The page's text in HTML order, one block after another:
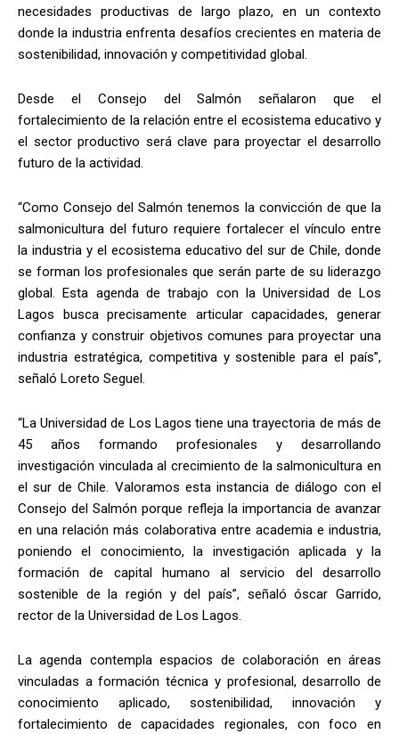
necesidades productivas de largo plazo, en un contexto
donde la industria enfrenta desafíos crecientes en materia de
sostenibilidad, innovación y competitividad global.
Desde el Consejo del Salmón señalaron que el
fortalecimiento de la relación entre el ecosistema educativo y
el sector productivo será clave para proyectar el desarrollo
futuro de la actividad.
“Como Consejo del Salmón tenemos la convicción de que la
salmonicultura del futuro requiere fortalecer el vínculo entre
la industria y el ecosistema educativo del sur de Chile, donde
se forman los profesionales que serán parte de su liderazgo
global. Esta agenda de trabajo con la Universidad de Los
Lagos busca precisamente articular capacidades, generar
confianza y construir objetivos comunes para proyectar una
industria estratégica, competitiva y sostenible para el país”,
señaló Loreto Seguel.
“La Universidad de Los Lagos tiene una trayectoria de más de
45 años formando profesionales y desarrollando
investigación vinculada al crecimiento de la salmonicultura en
el sur de Chile. Valoramos esta instancia de diálogo con el
Consejo del Salmón porque refleja la importancia de avanzar
en una relación más colaborativa entre academia e industria,
poniendo el conocimiento, la investigación aplicada y la
formación de capital humano al servicio del desarrollo
sostenible de la región y del país”, señaló óscar Garrido,
rector de la Universidad de Los Lagos.
La agenda contempla espacios de colaboración en áreas
vinculadas a formación técnica y profesional, desarrollo de
conocimiento aplicado, sostenibilidad, innovación y
fortalecimiento de capacidades regionales, con foco en